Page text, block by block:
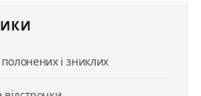
і зниклих